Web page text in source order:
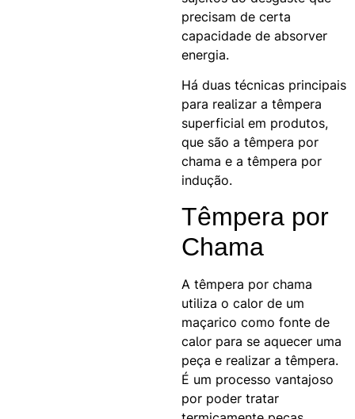
precisam de certa
capacidade de absorver
energia.
Há duas técnicas principais
para realizar a têmpera
superficial em produtos,
que são a têmpera por
chama e a têmpera por
indução.
Têmpera por
Chama
A têmpera por chama
utiliza o calor de um
maçarico como fonte de
calor para se aquecer uma
peça e realizar a têmpera.
É um processo vantajoso
por poder tratar